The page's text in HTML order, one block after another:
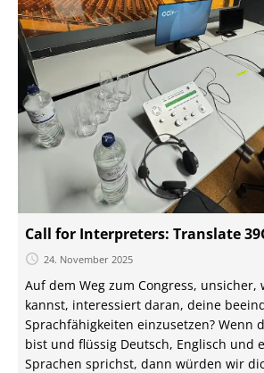
Call for Interpreters: Translate
24. November 2025
Auf dem Weg zum Congress,
kannst, interessiert daran, deine
Sprachfähigkeiten einzusetzen? Wenn
bist und flüssig Deutsch, Englisch und
Sprachen sprichst, dann würden wir